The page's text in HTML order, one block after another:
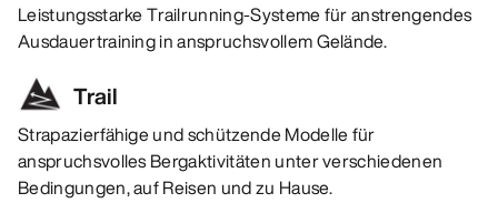
Leistungsstarke Trailrunning-Systeme für anstrengendes
Ausdauertraining in anspruchsvollem Gelände.
Trail
Strapazierfähige und schützende Modelle für
anspruchsvolles Bergaktivitäten unter verschiedenen
Bedingungen, auf Reisen und zu Hause.